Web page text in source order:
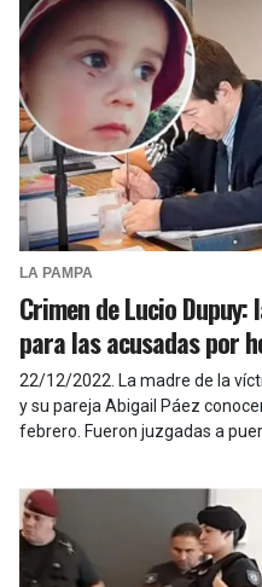
LA PAMPA
Crimen de Lucio
para las acusadas por
22/12/2022 La madre de la
y su pareja Abigail Páez
febrero. Fueron juzgadas a